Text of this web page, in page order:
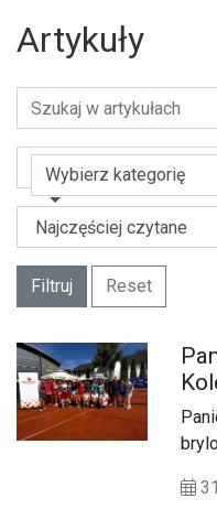
Artykuły
Wybierz kategorię
Filtruj Reset